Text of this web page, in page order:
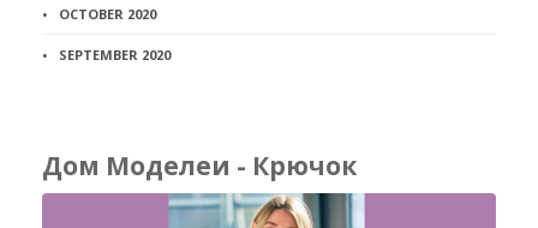
OCTOBER 2020
SEPTEMBER 2020
Дом Моделеи - Крючок